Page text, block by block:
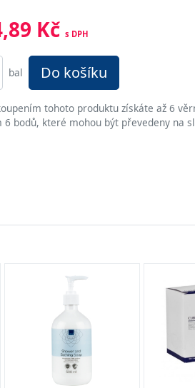
Kč s DPH
bal Do košíku
tohoto produktu získáte až 6
6 bodů, které mohou být převedeny na